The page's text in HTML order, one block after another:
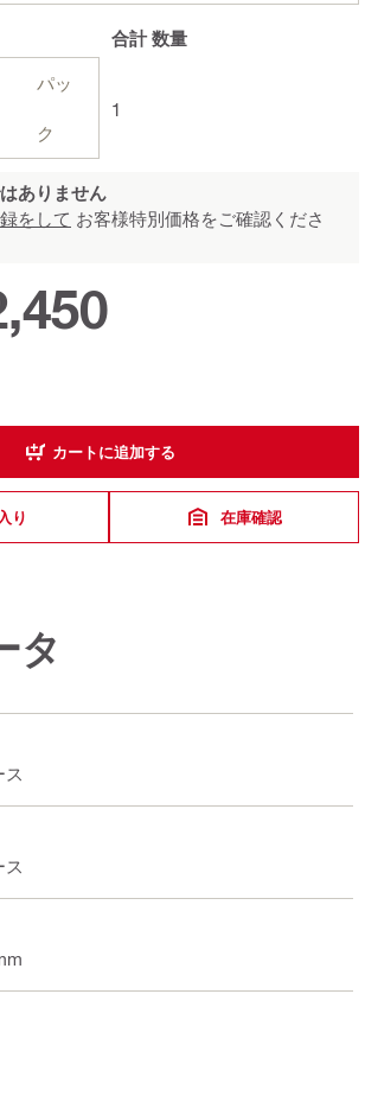
パッ
ク
合計数量
1
ありません
をして お客様特別価格をご確認くださ
カートに追加する
り 在庫確認
タ
ス
ス